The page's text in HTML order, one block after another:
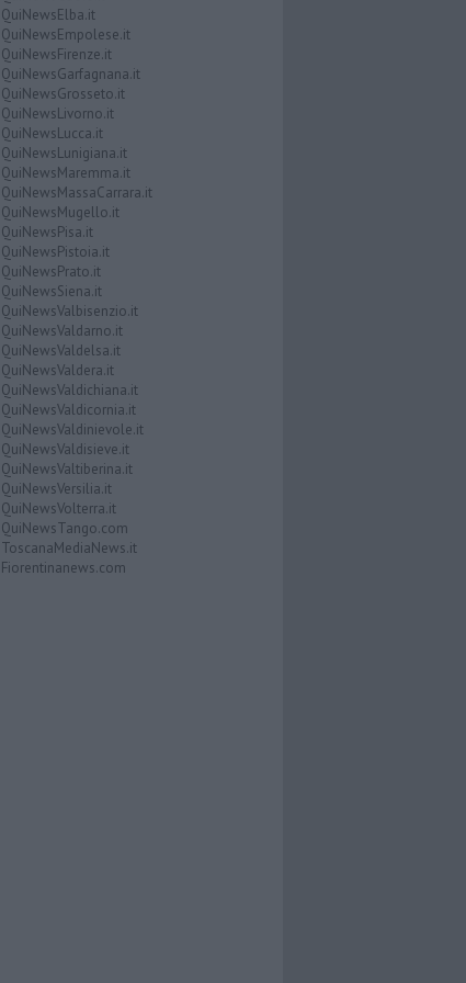
QuiNewsElba.it
QuiNewsEmpolese.it
QuiNewsFirenze.it
QuiNewsGarfagnana.it
QuiNewsGrosseto.it
QuiNewsLivorno.it
QuiNewsLucca.it
QuiNewsLunigiana.it
QuiNewsMaremma.it
QuiNewsMassaCarrara.it
QuiNewsMugello.it
QuiNewsPisa.it
QuiNewsPistoia.it
QuiNewsPrato.it
QuiNewsSiena.it
QuiNewsValbisenzio.it
QuiNewsValdarno.it
QuiNewsValdelsa.it
QuiNewsValdera.it
QuiNewsValdichiana.it
QuiNewsValdicornia.it
QuiNewsValdinievole.it
QuiNewsValdisieve.it
QuiNewsValtiberina.it
QuiNewsVersilia.it
QuiNewsVolterra.it
QuiNewsTango.com
ToscanaMediaNews.it
Fiorentinanews.com